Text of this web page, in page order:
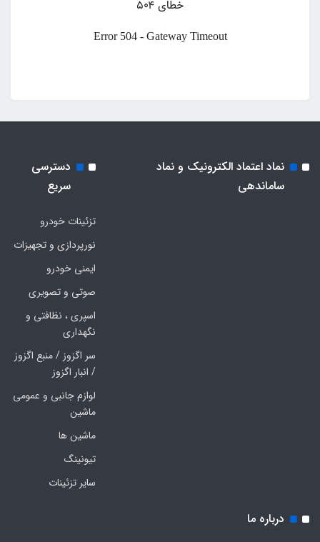
نماد اعتماد الکترونیک و نماد
ساماندهی
دسترسی
سریع
تزئینات خودرو
نورپردازی و تجهیزات
ایمنی خودرو
صوتی و تصویری
اسپری ، نظافتی و
نگهداری
سر اگزوز / منبع اگزوز
/ انبار اگزوز
لوازم جانبی و عمومی
ماشین
ماشین ها
تیونینگ
سایر تزئینات
درباره ما